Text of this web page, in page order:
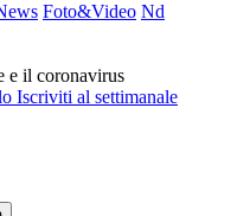
Foto&Video Nd
e il coronavirus
Iscriviti al settimanale